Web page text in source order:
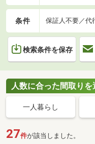
条件 保証人不要／代
検索条件を保存
人数に合った間取りを
一人暮らし
27件が該当しました。